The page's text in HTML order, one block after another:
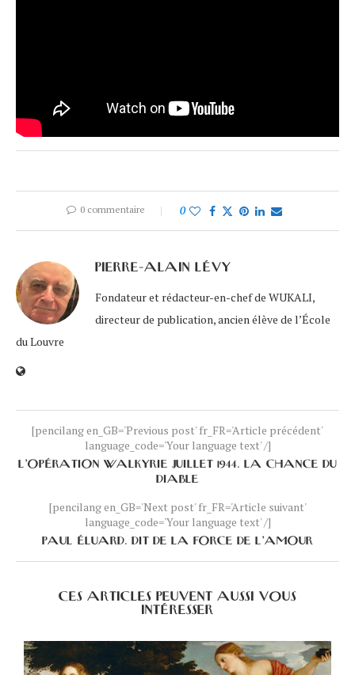
0 commentaire 0
PIERRE-ALAIN LÉVY
Fondateur et rédacteur-en-chef de WUKALI,
directeur de publication, ancien élève de l’École
du Louvre
[pencilang en_GB='Previous post' fr_FR='Article précédent'
language_code='Your language text' /]
L’OPÉRATION WALKYRIE JUILLET 1944. LA CHANCE DU
DIABLE
[pencilang en_GB='Next post' fr_FR='Article suivant'
language_code='Your language text' /]
PAUL ÉLUARD. DIT DE LA FORCE DE L’AMOUR
CES ARTICLES PEUVENT AUSSI VOUS
INTÉRESSER